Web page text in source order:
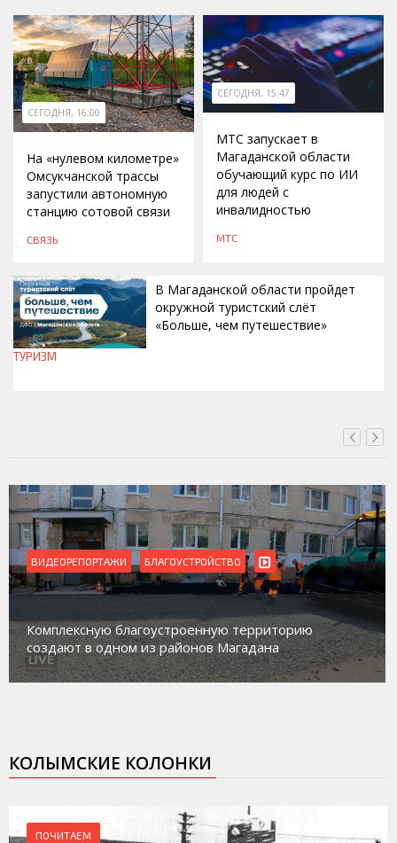
СЕГОДНЯ, 16:00
На «нулевом километре»
Омсукчанской трассы
запустили автономную
станцию сотовой связи
СВЯЗЬ
СЕГОДНЯ, 15:47
МТС запускает в
Магаданской области
обучающий курс по ИИ
для людей с
инвалидностью
МТС
В Магаданской области пройдет
окружной туристский слёт
«Больше, чем путешествие»
ТУРИЗМ
БЛАГОУСТРОЙСТВО
благоустроенную территорию
в одном из районов Магадана
Магадан
работе
КОЛЫМСКИЕ КОЛОНКИ
ПОЧИТАЕМ